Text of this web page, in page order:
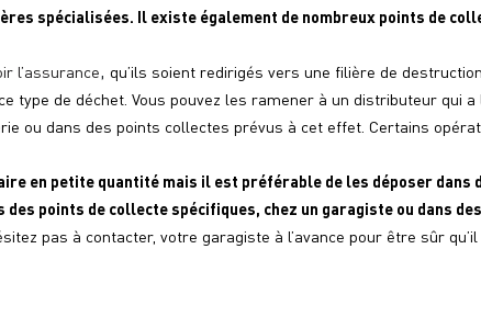
spécialisées. Il existe également de nombreux points de
l’assurance, qu’ils soient redirigés vers une filière de
type de déchet. Vous pouvez les ramener à un distributeur qui
ou dans des points collectes prévus à cet effet. Certains
en petite quantité mais il est préférable de les déposer dans
des points de collecte spécifiques, chez un garagiste ou dans
ez pas à contacter, votre garagiste à l’avance pour être sûr qu’il